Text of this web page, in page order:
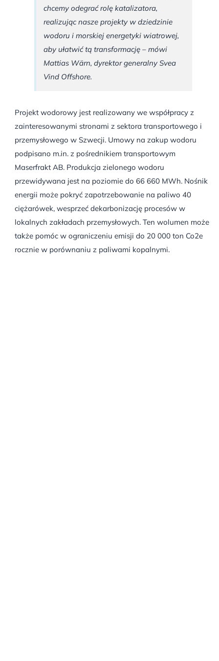
chcemy odegrać rolę katalizatora,
realizując nasze projekty w dziedzinie
wodoru i morskiej energetyki wiatrowej,
aby ułatwić tą transformację – mówi
Mattias Wärn, dyrektor generalny Svea
Vind Offshore.
Projekt wodorowy jest realizowany we współpracy z
zainteresowanymi stronami z sektora transportowego i
przemysłowego w Szwecji. Umowy na zakup wodoru
podpisano m.in. z pośrednikiem transportowym
Maserfrakt AB. Produkcja zielonego wodoru
przewidywana jest na poziomie do 66 660 MWh. Nośnik
energii może pokryć zapotrzebowanie na paliwo 40
ciężarówek, wesprzeć dekarbonizację procesów w
lokalnych zakładach przemysłowych. Ten wolumen może
także pomóc w ograniczeniu emisji do 20 000 ton Co2e
rocznie w porównaniu z paliwami kopalnymi.